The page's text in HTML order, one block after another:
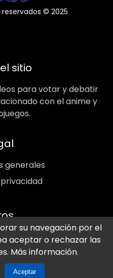
© 2025
sitio
para votar y debatir
con el anime y
generales
anime
su navegación por el
aceptar o rechazar las
Más información.
Aceptar